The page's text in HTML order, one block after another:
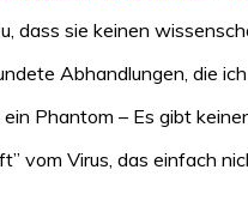
dass sie keinen
Abhandlungen, die
Phantom – Es gibt
vom Virus, das einfach